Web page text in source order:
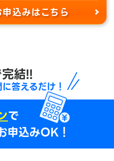
込みはこちら
結!!
答えるだけ！
で
申込みOK！